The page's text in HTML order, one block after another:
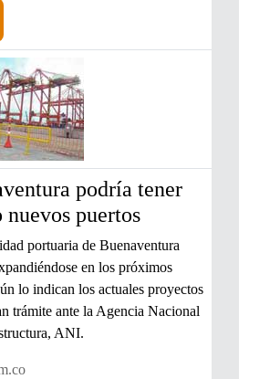
podría tener
nuevos puertos
portuaria de Buenaventura
en los próximos
lo indican los actuales proyectos
trámite ante la Agencia Nacional
ANI.